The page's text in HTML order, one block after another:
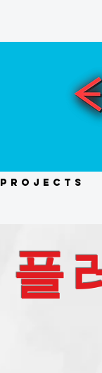
Projects
플